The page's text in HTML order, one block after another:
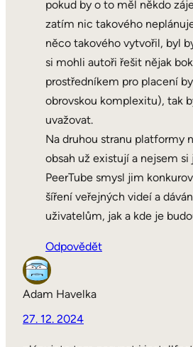
pokud by o to měl někdo
zatím nic takového
něco takového vytvořil, byl
si mohli autoři řešit nějak
prostředníkem pro placení
obrovskou komplexitu), tak
uvažovat.
Na druhou stranu platformy
obsah už existují a nejsem
PeerTube smysl jim
šíření veřejných videí a
uživatelům, jak a kde je
Odpovědět
Adam Havelka
27. 12. 2024